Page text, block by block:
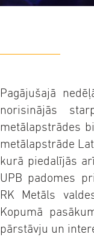
Pagājušajā
norisinājās
metālapstrādes
metālapstrāde
kurā piedalījās
UPB padomes
RK Metāls
Kopumā
pārstāvju un